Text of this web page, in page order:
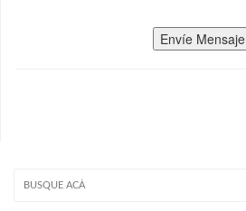
Envíe Mensaje